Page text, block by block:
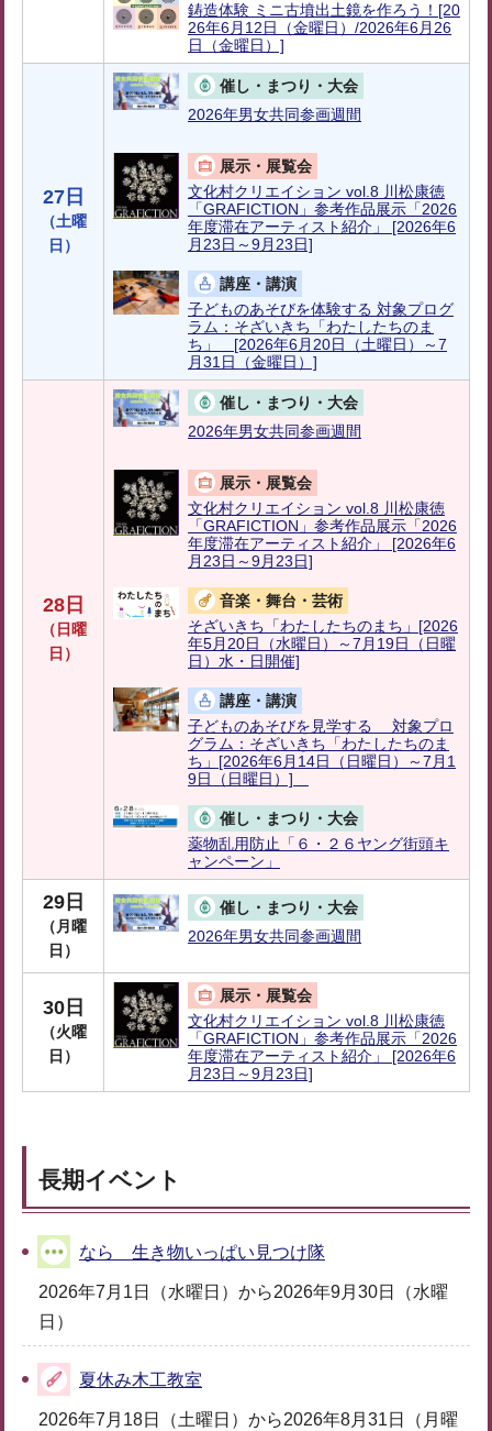
鋳造体験 ミニ古墳出土鏡を作ろう！[20
26年6月12日（金曜日）/2026年6月26
日（金曜日）]
27日
（土曜
日）
催し・まつり・大会
2026年男女共同参画週間
展示・展覧会
文化村クリエイション vol.8 川松康徳
「GRAFICTION」参考作品展示「2026
年度滞在アーティスト紹介」 [2026年6
月23日～9月23日]
講座・講演
子どものあそびを体験する 対象プログ
ラム：そざいきち「わたしたちのま
ち」 [2026年6月20日（土曜日）～7
月31日（金曜日）]
28日
（日曜
日）
催し・まつり・大会
2026年男女共同参画週間
展示・展覧会
文化村クリエイション vol.8 川松康徳
「GRAFICTION」参考作品展示「2026
年度滞在アーティスト紹介」 [2026年6
月23日～9月23日]
音楽・舞台・芸術
そざいきち「わたしたちのまち」[2026
年5月20日（水曜日）～7月19日（日曜
日）水・日開催]
講座・講演
子どものあそびを見学する 対象プロ
グラム：そざいきち「わたしたちのま
ち」[2026年6月14日（日曜日）～7月1
9日（日曜日）]
催し・まつり・大会
薬物乱用防止「６・２６ヤング街頭キ
ャンペーン」
29日
（月曜
日）
催し・まつり・大会
2026年男女共同参画週間
30日
（火曜
日）
展示・展覧会
文化村クリエイション vol.8 川松康徳
「GRAFICTION」参考作品展示「2026
年度滞在アーティスト紹介」 [2026年6
月23日～9月23日]
長期イベント
なら 生き物いっぱい見つけ隊
2026年7月1日（水曜日）から2026年9月30日（水曜
日）
夏休み木工教室
2026年7月18日（土曜日）から2026年8月31日（月曜